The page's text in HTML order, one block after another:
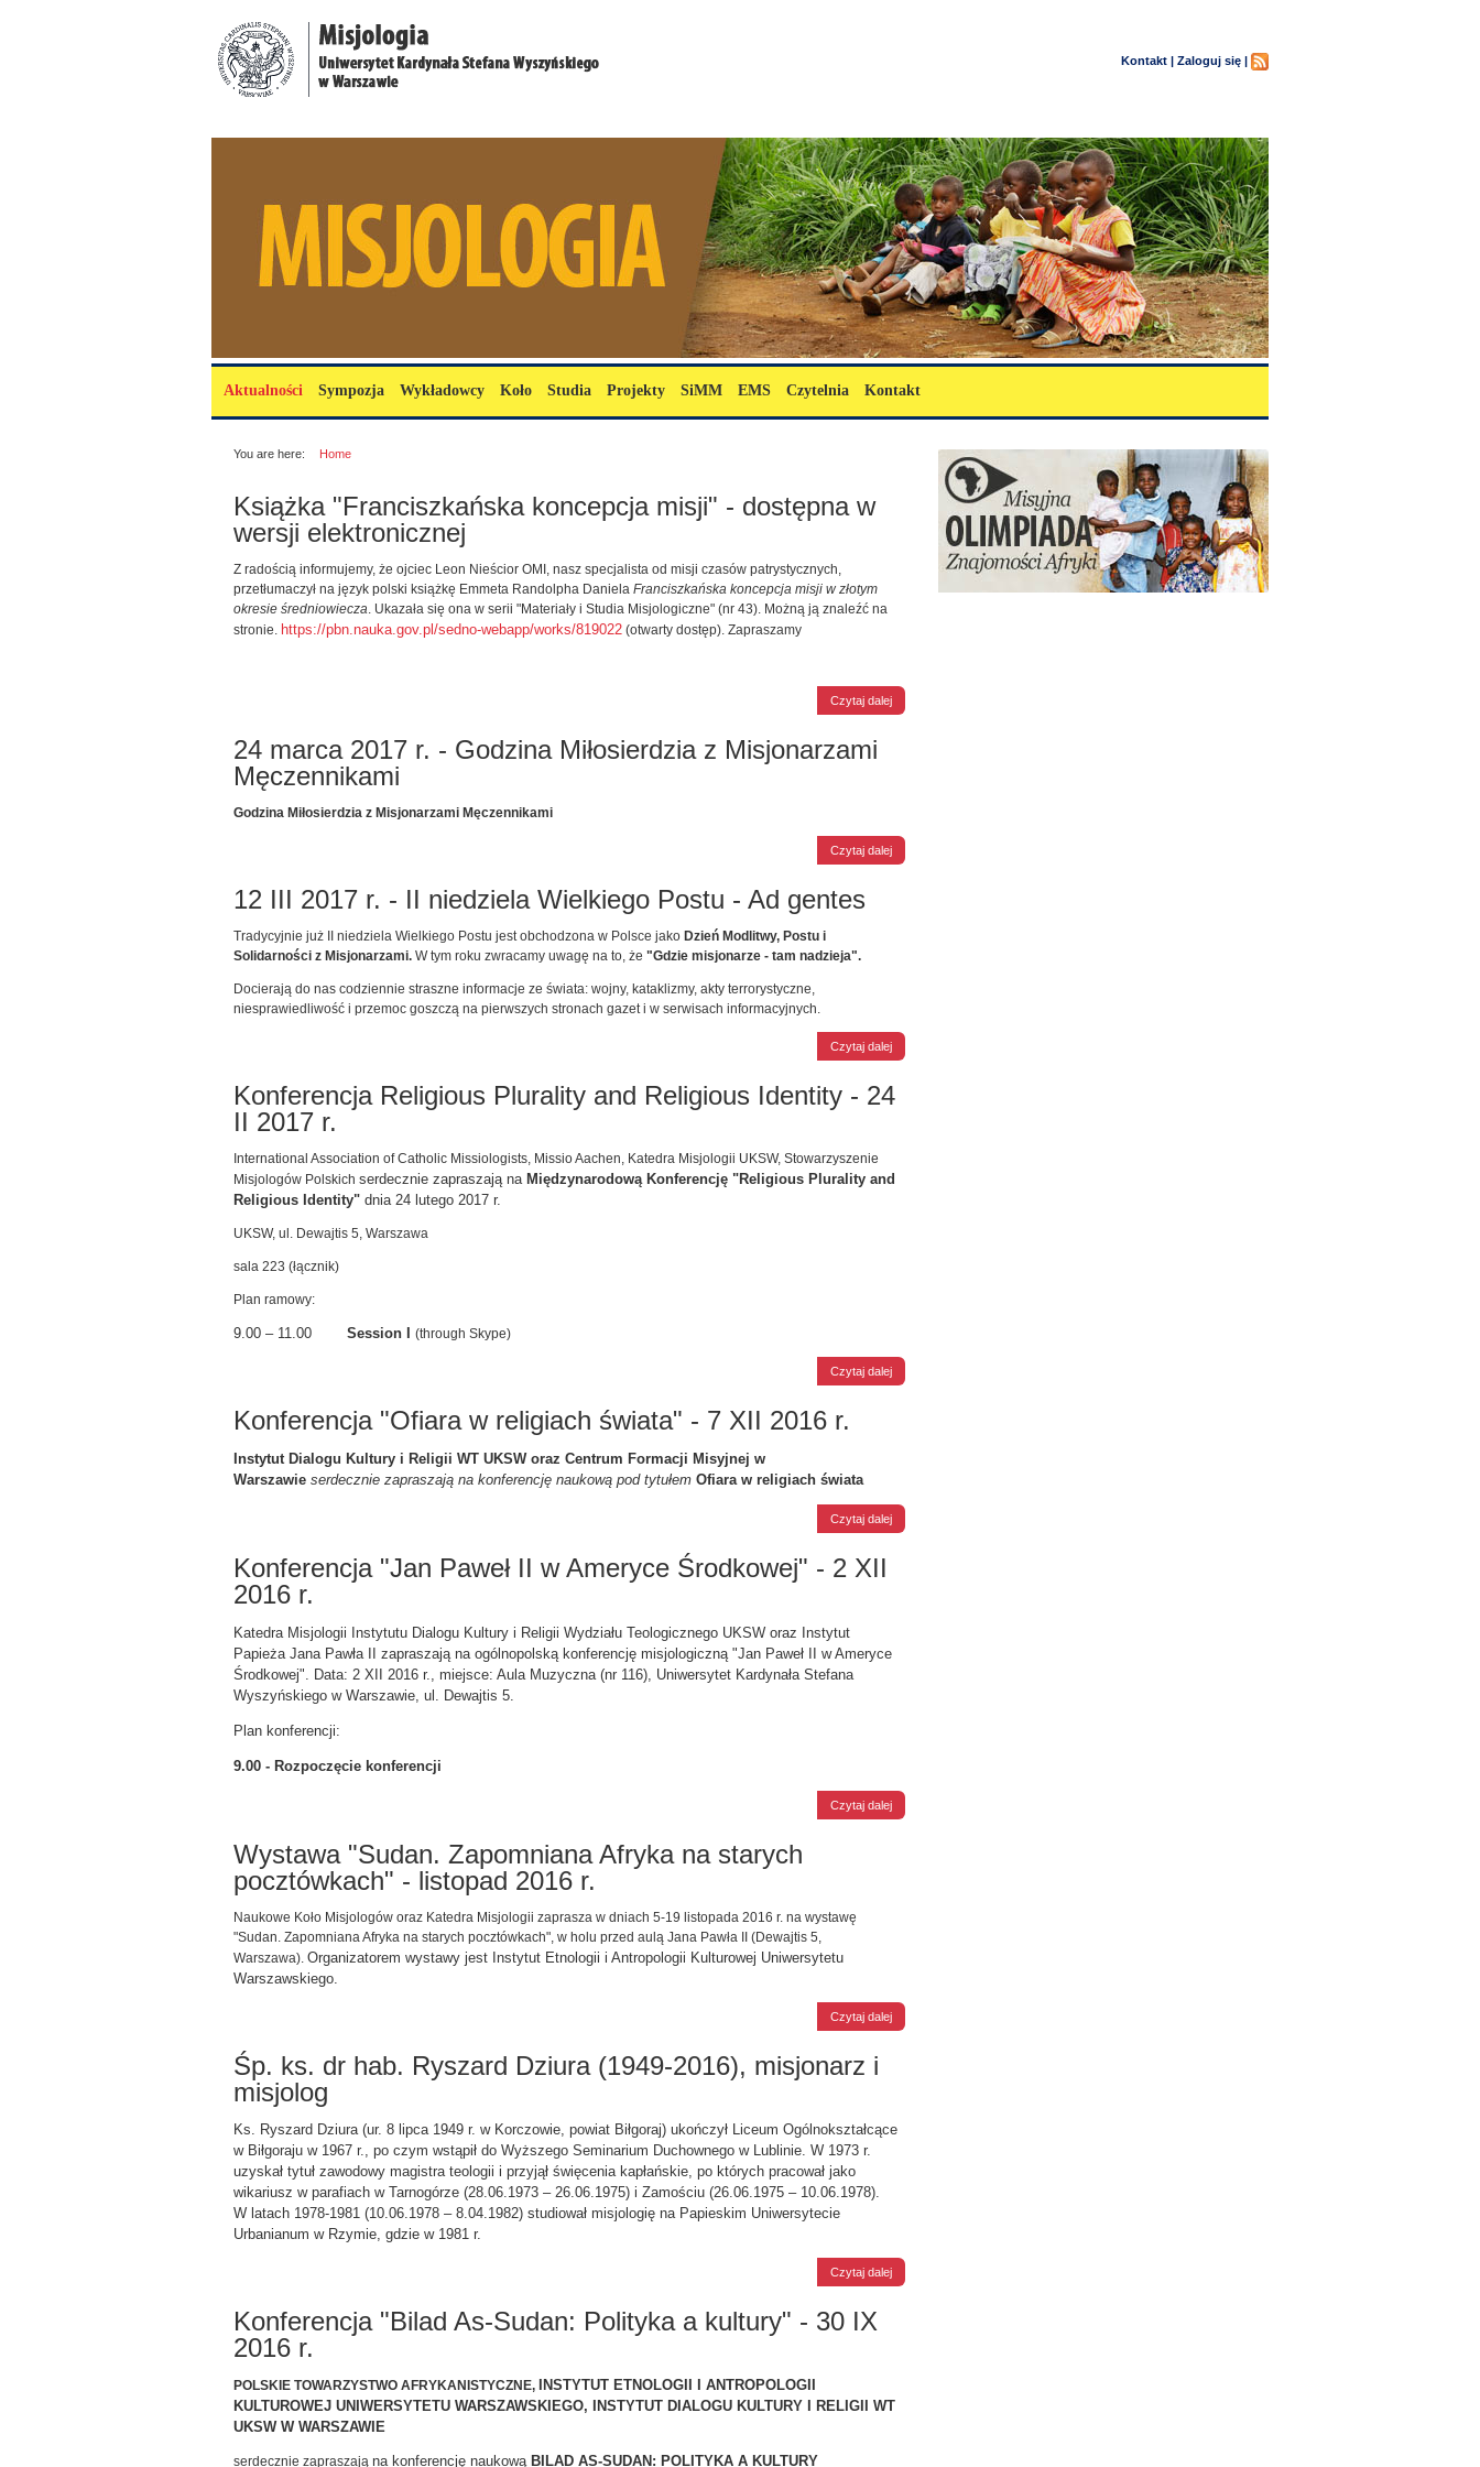
Kontakt | Zaloguj się |
Menu główne
Aktualności Sympozja Wykładowcy Koło Studia Projekty SiMM EMS Czytelnia Kontakt
You are here: Home
Książka "Franciszkańska koncepcja misji" - dostępna w
wersji elektronicznej
Z radością informujemy, że ojciec Leon Nieścior OMI, nasz specjalista od misji czasów patrystycznych,
przetłumaczył na język polski książkę Emmeta Randolpha Daniela Franciszkańska koncepcja misji w złotym
okresie średniowiecza. Ukazała się ona w serii "Materiały i Studia Misjologiczne" (nr 43). Możną ją znaleźć na
stronie. https://pbn.nauka.gov.pl/sedno-webapp/works/819022 (otwarty dostęp). Zapraszamy
Czytaj dalej
24 marca 2017 r. - Godzina Miłosierdzia z Misjonarzami
Męczennikami
Godzina Miłosierdzia z Misjonarzami Męczennikami
Czytaj dalej
12 III 2017 r. - II niedziela Wielkiego Postu - Ad gentes
Tradycyjnie już II niedziela Wielkiego Postu jest obchodzona w Polsce jako Dzień Modlitwy, Postu i
Solidarności z Misjonarzami. W tym roku zwracamy uwagę na to, że "Gdzie misjonarze - tam nadzieja".
Docierają do nas codziennie straszne informacje ze świata: wojny, kataklizmy, akty terrorystyczne,
niesprawiedliwość i przemoc goszczą na pierwszych stronach gazet i w serwisach informacyjnych.
Czytaj dalej
Konferencja Religious Plurality and Religious Identity - 24
II 2017 r.
International Association of Catholic Missiologists, Missio Aachen, Katedra Misjologii UKSW, Stowarzyszenie
Misjologów Polskich serdecznie zapraszają na Międzynarodową Konferencję "Religious Plurality and
Religious Identity" dnia 24 lutego 2017 r.
UKSW, ul. Dewajtis 5, Warszawa
sala 223 (łącznik)
Plan ramowy:
9.00 – 11.00 Session I (through Skype)
Czytaj dalej
Konferencja "Ofiara w religiach świata" - 7 XII 2016 r.
Instytut Dialogu Kultury i Religii WT UKSW oraz Centrum Formacji Misyjnej w
Warszawie serdecznie zapraszają na konferencję naukową pod tytułem Ofiara w religiach świata
Czytaj dalej
Konferencja "Jan Paweł II w Ameryce Środkowej" - 2 XII
2016 r.
Katedra Misjologii Instytutu Dialogu Kultury i Religii Wydziału Teologicznego UKSW oraz Instytut
Papieża Jana Pawła II zapraszają na ogólnopolską konferencję misjologiczną "Jan Paweł II w Ameryce
Środkowej". Data: 2 XII 2016 r., miejsce: Aula Muzyczna (nr 116), Uniwersytet Kardynała Stefana
Wyszyńskiego w Warszawie, ul. Dewajtis 5.
Plan konferencji:
9.00 - Rozpoczęcie konferencji
Czytaj dalej
Wystawa "Sudan. Zapomniana Afryka na starych
pocztówkach" - listopad 2016 r.
Naukowe Koło Misjologów oraz Katedra Misjologii zaprasza w dniach 5-19 listopada 2016 r. na wystawę
"Sudan. Zapomniana Afryka na starych pocztówkach", w holu przed aulą Jana Pawła II (Dewajtis 5,
Warszawa). Organizatorem wystawy jest Instytut Etnologii i Antropologii Kulturowej Uniwersytetu
Warszawskiego.
Czytaj dalej
Śp. ks. dr hab. Ryszard Dziura (1949-2016), misjonarz i
misjolog
Ks. Ryszard Dziura (ur. 8 lipca 1949 r. w Korczowie, powiat Biłgoraj) ukończył Liceum Ogólnokształcące
w Biłgoraju w 1967 r., po czym wstąpił do Wyższego Seminarium Duchownego w Lublinie. W 1973 r.
uzyskał tytuł zawodowy magistra teologii i przyjął święcenia kapłańskie, po których pracował jako
wikariusz w parafiach w Tarnogórze (28.06.1973 – 26.06.1975) i Zamościu (26.06.1975 – 10.06.1978).
W latach 1978-1981 (10.06.1978 – 8.04.1982) studiował misjologię na Papieskim Uniwersytecie
Urbanianum w Rzymie, gdzie w 1981 r.
Czytaj dalej
Konferencja "Bilad As-Sudan: Polityka a kultury" - 30 IX
2016 r.
POLSKIE TOWARZYSTWO AFRYKANISTYCZNE,
INSTYTUT ETNOLOGII I ANTROPOLOGII
KULTUROWEJ UNIWERSYTETU WARSZAWSKIEGO,
INSTYTUT DIALOGU KULTURY I RELIGII WT
UKSW W WARSZAWIE
serdecznie zapraszają na konferencję naukową BILAD AS-SUDAN: POLITYKA A KULTURY